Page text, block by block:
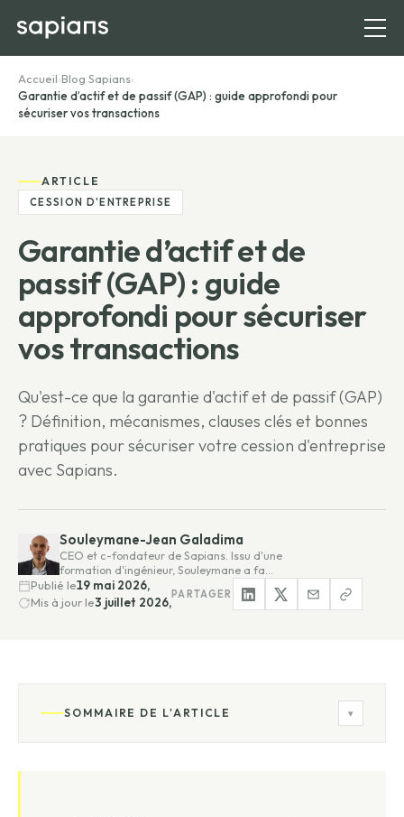
Accueil›Blog Sapians›
Garantie d’actif et de passif (GAP) : guide approfondi pour
sécuriser vos transactions
ARTICLE
CESSION D'ENTREPRISE
Garantie d’actif et de
passif (GAP) : guide
approfondi pour sécuriser
vos transactions
Qu'est-ce que la garantie d'actif et de passif (GAP)
? Définition, mécanismes, clauses clés et bonnes
pratiques pour sécuriser votre cession d'entreprise
avec Sapians.
Souleymane-Jean Galadima
CEO et c-fondateur de Sapians. Issu d'une
formation d'ingénieur, Souleymane a fa…
Publié le19 mai 2026,
Mis à jour le3 juillet 2026,
PARTAGER
SOMMAIRE DE L'ARTICLE ▾